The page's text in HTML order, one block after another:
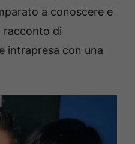
a conoscere e
racconto di
intrapresa con una